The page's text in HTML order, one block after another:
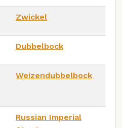
Zwickel
Dubbelbock
Weizendubbelbock
Russian Imperial